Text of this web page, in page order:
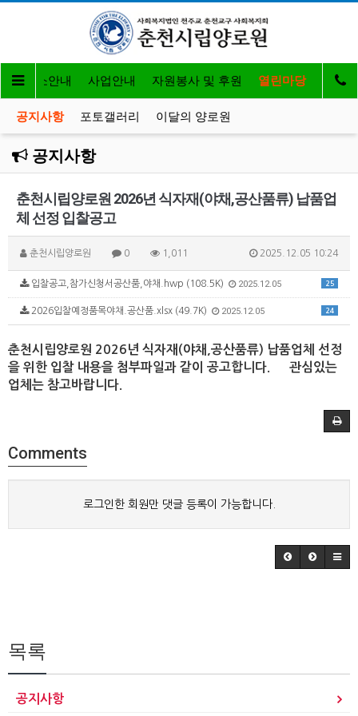
입소안내 사업안내 자원봉사 및 후원 열린마당
공지사항 포토갤러리 이달의 양로원
공지사항
춘천시립양로원 2026년 식자재(야채,공산품류) 납품업
체 선정 입찰공고
춘천시립양로원 0 1,011 2025.12.05 10:24
25
입찰공고,참가신청서공산품,야채.hwp (108.5K) 2025.12.05
24
2026입찰예정품목야채.공산품.xlsx (49.7K) 2025.12.05
춘천시립양로원 2026년 식자재(야채,공산품류) 납품업체 선정
을 위한 입찰 내용을 첨부파일과 같이 공고합니다. 관심있는
업체는 참고바랍니다.
Comments
로그인한 회원만 댓글 등록이 가능합니다.
목록
공지사항